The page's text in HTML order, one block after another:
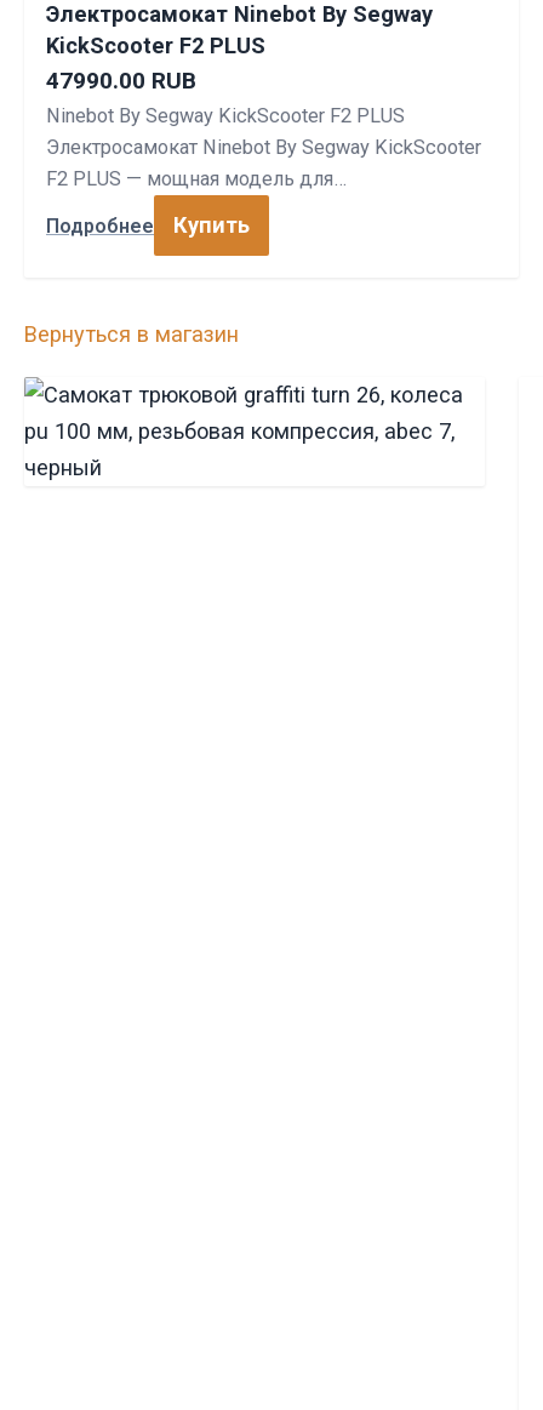
Электросамокат Ninebot By Segway
KickScooter F2 PLUS
47990.00 RUB
Ninebot By Segway KickScooter F2 PLUS
Электросамокат Ninebot By Segway KickScooter
F2 PLUS — мощная модель для…
Подробнее Купить
Вернуться в магазин